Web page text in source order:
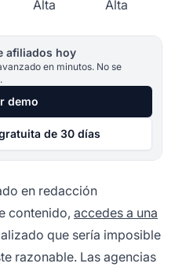
Alta Alta
afiliados hoy
en minutos. No se
demo
de 30 días
en redacción
contenido, accedes a una
que sería imposible
razonable. Las agencias